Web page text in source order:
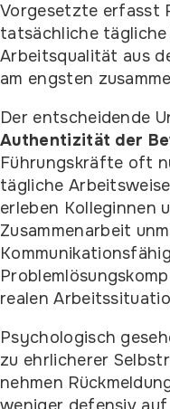
Vorgesetzte erfasst
tatsächliche tägliche
Arbeitsqualität aus
am engsten
Der entscheidende
Authentizität der
Führungskräfte oft
tägliche
erleben Kolleginnen
Zusammenarbeit
realen
Psychologisch
zu ehrlicherer
nehmen